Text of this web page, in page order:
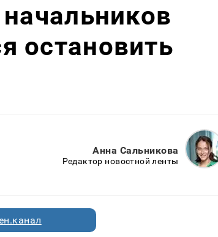
остановить
Анна Сальникова
Редактор новостной ленты